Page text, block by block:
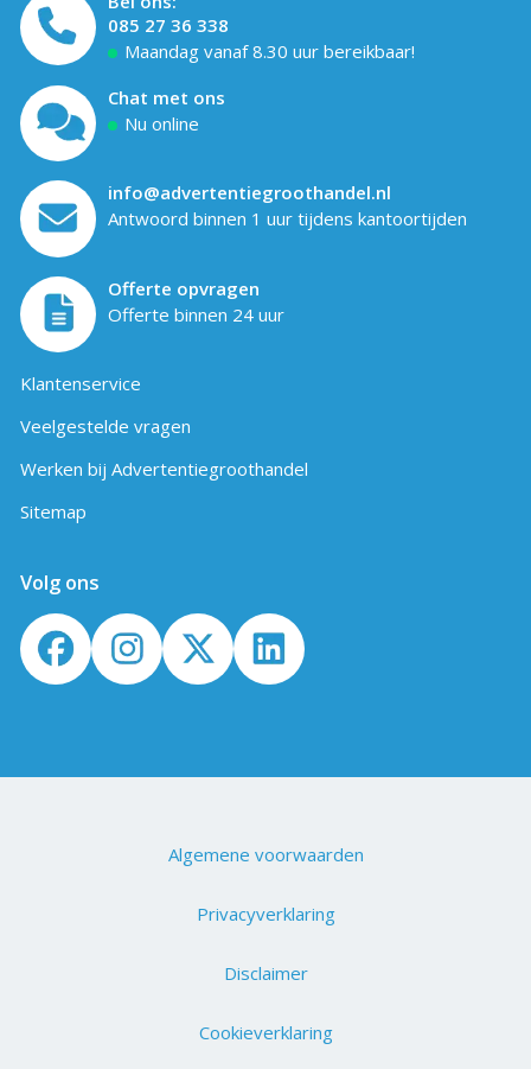
085 27 36 338
Maandag vanaf 8.30 uur bereikbaar!
Chat met ons
Nu online
info@advertentiegroothandel.nl
Antwoord binnen 1 uur tijdens kantoortijden
Offerte opvragen
Offerte binnen 24 uur
Klantenservice
Veelgestelde vragen
Werken bij Advertentiegroothandel
Sitemap
Volg ons
Algemene voorwaarden
Privacyverklaring
Disclaimer
Cookieverklaring